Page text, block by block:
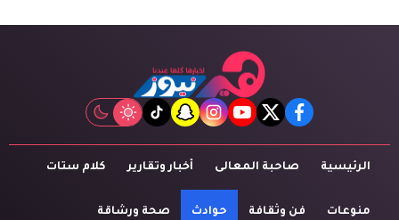
facebook
twitter
youtube
instagram
snapchat
tiktok
الرئيسية صاحبة المعالى أخبار وتقارير كلام ستات
منوعات فن وثقافة حوادث صحة ورشاقة